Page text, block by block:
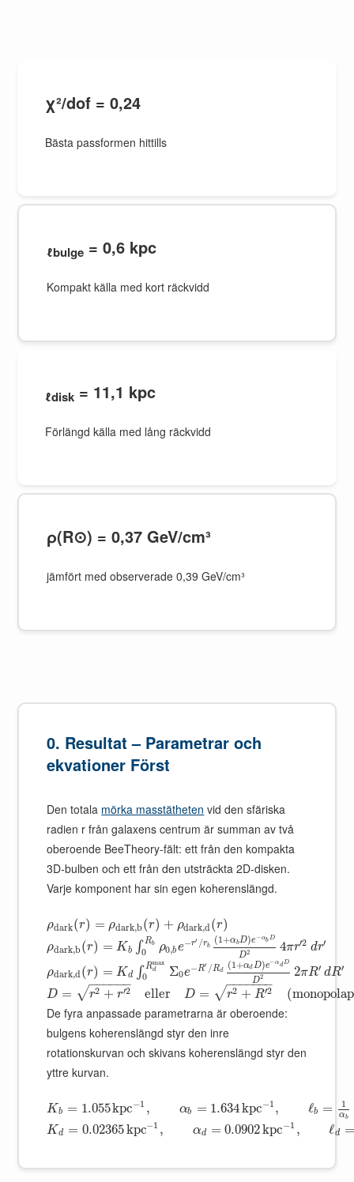
χ²/dof = 0,24
Bästa passformen hittills
ℓbulge = 0,6 kpc
Kompakt källa med kort räckvidd
ℓdisk = 11,1 kpc
Förlängd källa med lång räckvidd
ρ(R⊙) = 0,37 GeV/cm³
jämfört med observerade 0,39 GeV/cm³
0. Resultat – Parametrar och
ekvationer Först
Den totala mörka masstätheten vid den sfäriska
radien r från galaxens centrum är summan av två
oberoende BeeTheory-fält: ett från den kompakta
3D-bulben och ett från den utsträckta 2D-disken.
Varje komponent har sin egen koherenslängd.
ρdark(r) = ρdark,b(r) + ρdark,d (r)
ρdark,b(r) = Kb ∫ Rb
0 ρ0,be−r′ /rb
(1+αbD)e −αbD
D2 4πr′2 dr′
ρdark,d(r) = Kd ∫ Rmax
d
0 Σ0e−R′ /Rd
(1+αd D)e−αdD
D2 2πR′ dR′
D = r2 + r′2
− −
−−−−
√ eller D = r2 + R′2
− −
−−−−−
√ (monopolap
De fyra anpassade parametrarna är oberoende:
bulgens koherenslängd styr den inre
rotationskurvan och skivans koherenslängd styr den
yttre kurvan.
Kb = 1.055kpc−1 , αb = 1.634kpc−1 , ℓb = 1
αb
Kd = 0.02365kpc−1 , αd = 0.0902kpc−1 , ℓd =